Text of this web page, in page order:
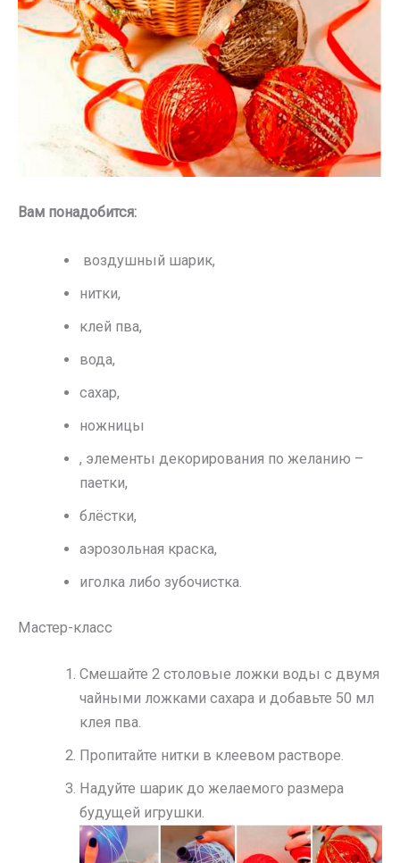
Вам понадобится:
воздушный шарик,
нитки,
клей пва,
вода,
сахар,
ножницы
, элементы декорирования по желанию –
паетки,
блёстки,
аэрозольная краска,
иголка либо зубочистка.
Мастер-класс
Смешайте 2 столовые ложки воды с двумя
чайными ложками сахара и добавьте 50 мл
клея пва.
Пропитайте нитки в клеевом растворе.
Надуйте шарик до желаемого размера
будущей игрушки.